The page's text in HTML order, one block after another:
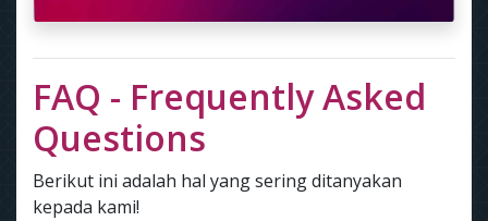
FAQ - Frequently Asked
Questions
Berikut ini adalah hal yang sering ditanyakan
kepada kami!